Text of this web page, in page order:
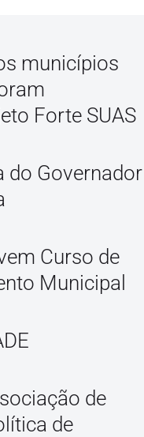
municípios
Forte SUAS
do Governador
Curso de
Municipal
de
de